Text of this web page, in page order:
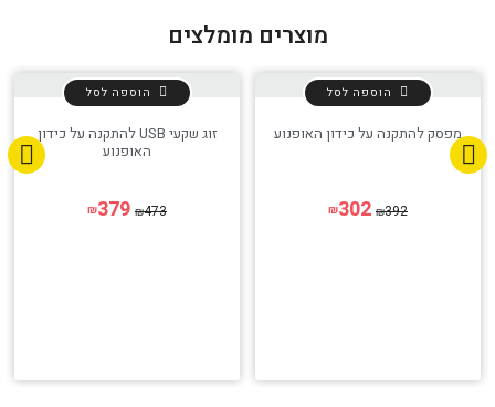
מוצרים מומלצים
מפסק להתקנה על כידון האופנוע
₪392
₪302
הוספה לסל
זוג שקעי USB להתקנה על כידון
האופנוע
₪473
₪379
הוספה לסל